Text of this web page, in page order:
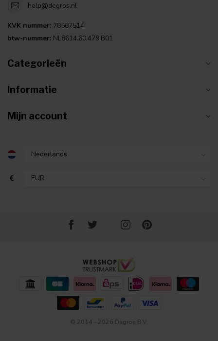
help@degros.nl
KVK nummer: 78587514
btw-nummer: NL8614.60.479.B01
Categorieën
Informatie
Mijn account
€
© 2014 - 2026 Degros B.V.